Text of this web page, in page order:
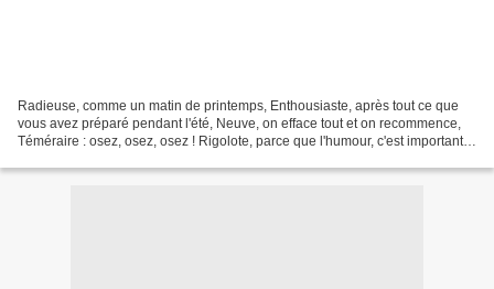
Radieuse, comme un matin de printemps, Enthousiaste, après tout ce que
vous avez préparé pendant l'été, Neuve, on efface tout et on recommence,
Téméraire : osez, osez, osez ! Rigolote, parce que l'humour, c'est important